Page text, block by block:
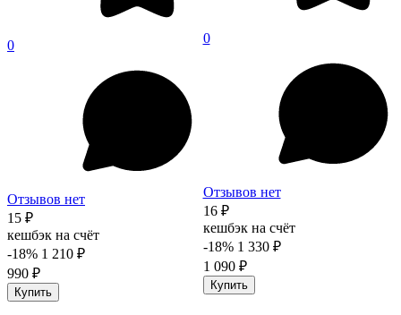
0
Отзывов нет
15 ₽
кешбэк на счёт
-18% 1 210 ₽
990 ₽
Купить
0
Отзывов нет
16 ₽
кешбэк на счёт
-18% 1 330 ₽
1 090 ₽
Купить